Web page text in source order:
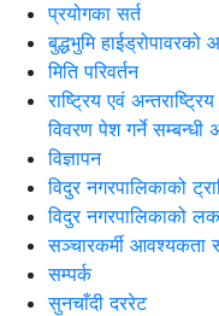
प्रयोगका सर्त
बुद्धभुमि
मिति परिवर्तन
राष्ट्रिय एवं
विवरण पेश गर्ने सम्बन्धी
विज्ञापन
विदुर नगरपालिकाको
विदुर नगरपालिकाको
सञ्चारकर्मी आवश्यकता
सम्पर्क
सुनचाँदी दररेट